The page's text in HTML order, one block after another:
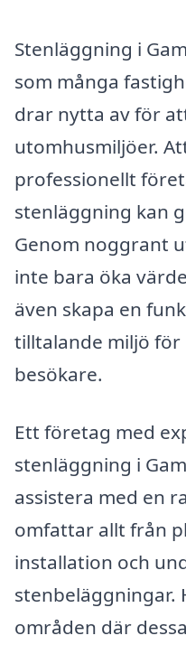
Stenläggning i
som många
drar nytta av för
utomhusmiljöer.
professionellt
stenläggning kan
Genom noggrant
inte bara öka
även skapa en
tilltalande miljö för
besökare.
Ett företag med
stenläggning i
assistera med en
omfattar allt från
installation och
stenbeläggningar.
områden där